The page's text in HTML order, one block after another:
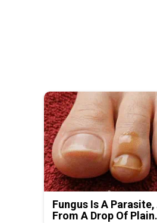
Fungus Is A
From A Drop Of